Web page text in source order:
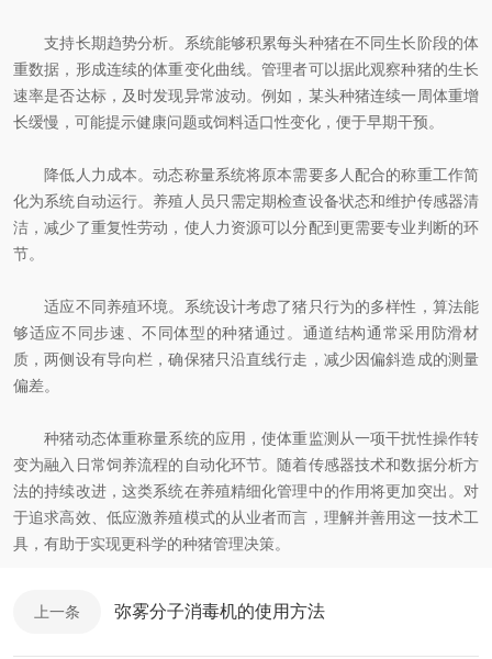
支持长期趋势分析。系统能够积累每头种猪在不同生长阶段的体
重数据，形成连续的体重变化曲线。管理者可以据此观察种猪的生长
速率是否达标，及时发现异常波动。例如，某头种猪连续一周体重增
长缓慢，可能提示健康问题或饲料适口性变化，便于早期干预。
降低人力成本。动态称量系统将原本需要多人配合的称重工作简
化为系统自动运行。养殖人员只需定期检查设备状态和维护传感器清
洁，减少了重复性劳动，使人力资源可以分配到更需要专业判断的环
节。
适应不同养殖环境。系统设计考虑了猪只行为的多样性，算法能
够适应不同步速、不同体型的种猪通过。通道结构通常采用防滑材
质，两侧设有导向栏，确保猪只沿直线行走，减少因偏斜造成的测量
偏差。
种猪动态体重称量系统的应用，使体重监测从一项干扰性操作转
变为融入日常饲养流程的自动化环节。随着传感器技术和数据分析方
法的持续改进，这类系统在养殖精细化管理中的作用将更加突出。对
于追求高效、低应激养殖模式的从业者而言，理解并善用这一技术工
具，有助于实现更科学的种猪管理决策。
上一条 弥雾分子消毒机的使用方法